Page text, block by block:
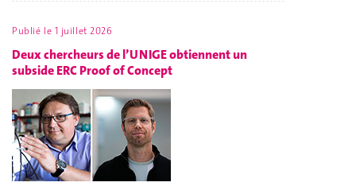
Publié le 1 juillet 2026
Deux chercheurs de l’UNIGE obtiennent un
subside ERC Proof of Concept